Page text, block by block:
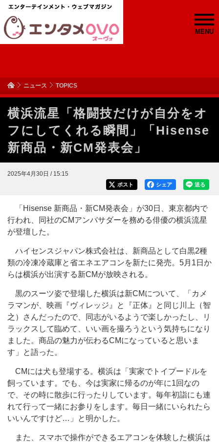
MENU
ニュース TOPICS
横浜流星「格闘技だけが自分をオ
フにしてくれる瞬間」「Hisense
新商品・新CM発表会」
2025年4月30日 / 15:15
送る
シェア
ポスト
「Hisense 新商品・新CM発表会」が30日、東京都内で
行われ、同社のCMアンバサダーを務める俳優の横浜流星
が登壇した。
ハイセンスジャパン株式会社は、新商品として白黒2種
類の冷凍冷蔵庫と省エネエアコンを新たに発売。5月1日か
らは横浜が出演する新CMが放映される。
黒のスーツ姿で登場した横浜は新CMについて、「カメ
ラマンが、映画『ヴィレッジ』と『正体』と同じ川上（智
之）さんだったので、同志がいるようで楽しかったし、リ
ラックスして臨めて、いい画を撮ろうという気持ちになり
ました。商品の魅力が伝わるCMになっていると思いま
す」と語った。
CMには犬も登場する。横浜は「実家でトイプードルを
飼っています。でも、今は実家に帰るのが年に1回なの
で、その時に散歩に行ったりしています。毎年初詣にも連
れて行って一緒にお参りをします。毎日一緒にいられたら
いいんですけど…」と明かした。
また、スマホで操作ができるエアコンを体験した横浜は